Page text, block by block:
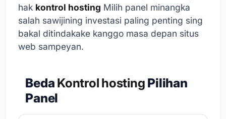
hak kontrol hosting Milih panel minangka
salah sawijining investasi paling penting sing
bakal ditindakake kanggo masa depan situs
web sampeyan.
Beda Kontrol hosting Pilihan
Panel